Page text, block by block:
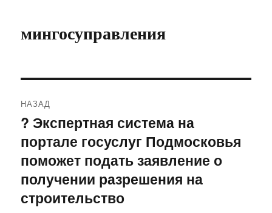
мингосуправления
по
записям
НАЗАД
Предыдущая
запись:
? Экспертная система на
портале госуслуг Подмосковья
поможет подать заявление о
получении разрешения на
строительство